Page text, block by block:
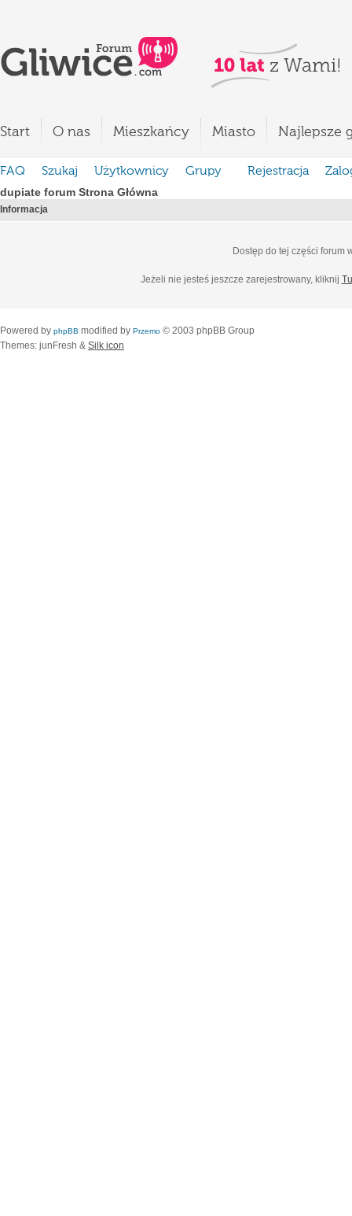
Start O nas Mieszkańcy Miasto Najlepsze
FAQ Szukaj Użytkownicy Grupy Rejestracja
dupiate forum Strona Główna
Informacja
Dostęp do tej części forum
Jeżeli nie jesteś jeszcze zarejestrowany, kliknij
Powered by phpBB modified by Przemo © 2003 phpBB Group
Themes: junFresh & Silk icon